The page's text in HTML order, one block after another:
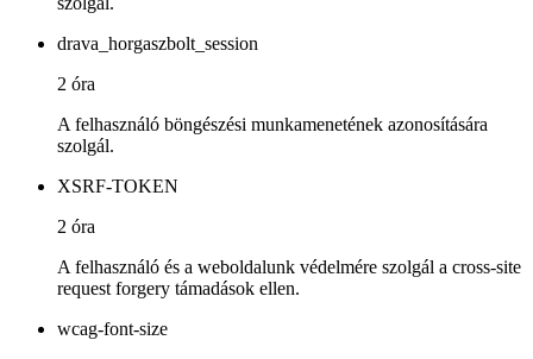
drava_horgaszbolt_session
2 óra
A felhasználó böngészési munkamenetének azonosítására
szolgál.
XSRF-TOKEN
2 óra
A felhasználó és a weboldalunk védelmére szolgál a cross-site
request forgery támadások ellen.
wcag-font-size